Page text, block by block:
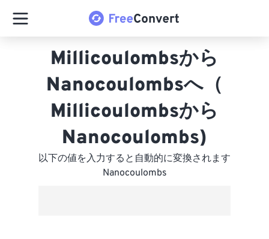
Millicoulombsから
Nanocoulombsへ（
Millicoulombsから
Nanocoulombs)
以下の値を入力すると自動的に変換されます
Nanocoulombs